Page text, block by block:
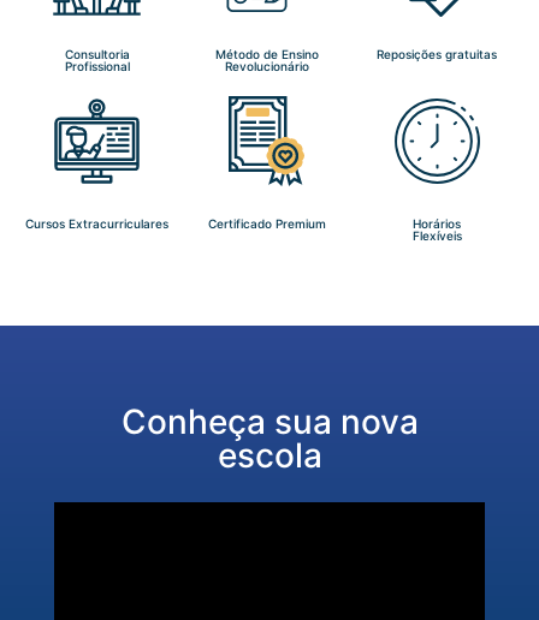
Consultoria
Profissional
Método de Ensino
Revolucionário
Reposições gratuitas
Cursos Extracurriculares Certificado Premium
Horários
Flexíveis
Conheça sua nova
escola